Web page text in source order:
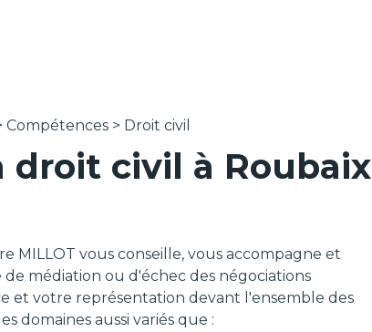
Compétences > Droit civil
droit civil à Roubaix
MILLOT vous conseille, vous accompagne et
de médiation ou d'échec des négociations
et votre représentation devant l'ensemble des
domaines aussi variés que :